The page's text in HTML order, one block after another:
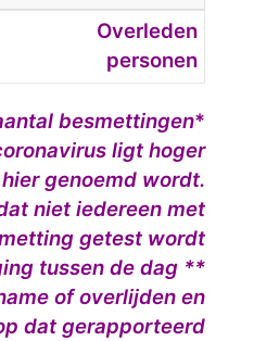
Overleden
personen
*
besmettingen
ligt hoger
genoemd wordt.
niet iedereen met
getest wordt.
tussen de dag
of overlijden en
dat gerapporteerd